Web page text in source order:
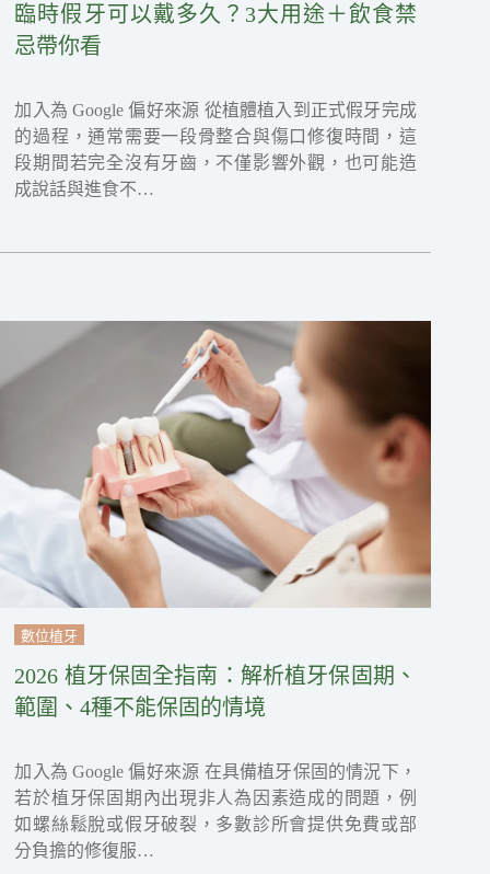
臨時假牙可以戴多久？3大用途＋飲食禁
忌帶你看
加入為 Google 偏好來源 從植體植入到正式假牙完成
的過程，通常需要一段骨整合與傷口修復時間，這
段期間若完全沒有牙齒，不僅影響外觀，也可能造
成說話與進食不…
數位植牙
2026 植牙保固全指南：解析植牙保固期、
範圍、4種不能保固的情境
加入為 Google 偏好來源 在具備植牙保固的情況下，
若於植牙保固期內出現非人為因素造成的問題，例
如螺絲鬆脫或假牙破裂，多數診所會提供免費或部
分負擔的修復服…